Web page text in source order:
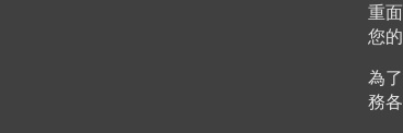
重
您的
為
務